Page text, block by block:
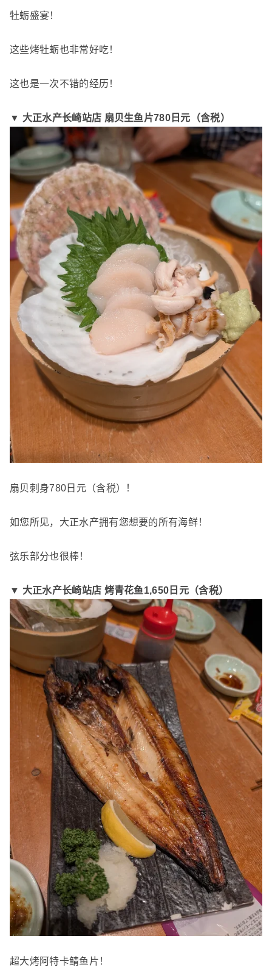
牡蛎盛宴！
这些烤牡蛎也非常好吃！
这也是一次不错的经历！
▼ 大正水产长崎站店 扇贝生鱼片780日元（含税）
扇贝刺身780日元（含税）！
如您所见，大正水产拥有您想要的所有海鲜！
弦乐部分也很棒！
▼ 大正水产长崎站店 烤青花鱼1,650日元（含税）
超大烤阿特卡鲭鱼片！